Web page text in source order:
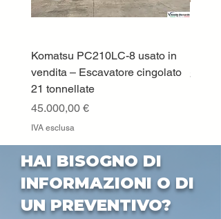
Komatsu PC210LC-8 usato in
vendita – Escavatore cingolato
21 tonnellate
Prezzo
45.000,00 €
IVA esclusa
Prezzo
HAI BISOGNO DI
INFORMAZIONI O DI
UN PREVENTIVO?